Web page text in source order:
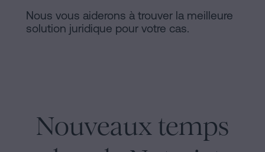
Nous vous aiderons à trouver la meilleure
solution juridique pour votre cas.
Nouveaux temps